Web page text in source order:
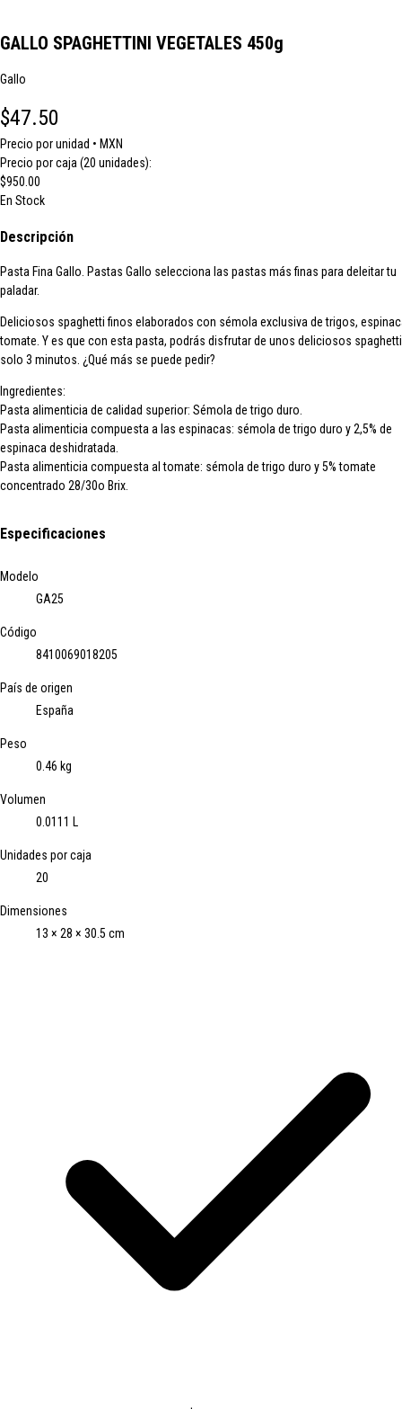
GALLO SPAGHETTINI VEGETALES 450g
Gallo
$47.50
Precio por unidad • MXN
Precio por caja (20 unidades):
$950.00
En Stock
Descripción
Pasta Fina Gallo. Pastas Gallo selecciona las pastas más finas para deleitar tu
paladar.
Deliciosos spaghetti finos elaborados con sémola exclusiva de trigos,
tomate. Y es que con esta pasta, podrás disfrutar de unos deliciosos
solo 3 minutos. ¿Qué más se puede pedir?
Ingredientes:
Pasta alimenticia de calidad superior: Sémola de trigo duro.
Pasta alimenticia compuesta a las espinacas: sémola de trigo duro y 2,5% de
espinaca deshidratada.
Pasta alimenticia compuesta al tomate: sémola de trigo duro y 5% tomate
concentrado 28/30o Brix.
Especificaciones
Modelo
GA25
Código
8410069018205
País de origen
España
Peso
0.46 kg
Volumen
0.0111 L
Unidades por caja
20
Dimensiones
13 × 28 × 30.5 cm